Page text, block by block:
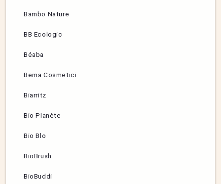
Bambo Nature
BB Ecologic
Béaba
Bema Cosmetici
Biarritz
Bio Planète
Bio Blo
BioBrush
BioBuddi